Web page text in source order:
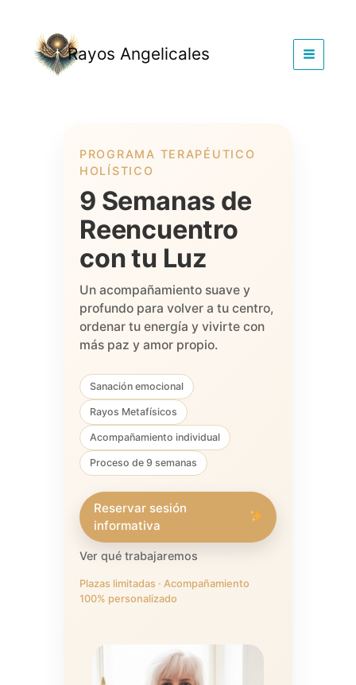
contenido
Rayos Angelicales
PROGRAMA TERAPÉUTICO
HOLÍSTICO
9 Semanas de
Reencuentro
con tu Luz
Un acompañamiento suave y
profundo para volver a tu centro,
ordenar tu energía y vivirte con
más paz y amor propio.
Sanación emocional
Rayos Metafísicos
Acompañamiento individual
Proceso de 9 semanas
Reservar sesión
informativa
Ver qué trabajaremos
Plazas limitadas · Acompañamiento
100% personalizado